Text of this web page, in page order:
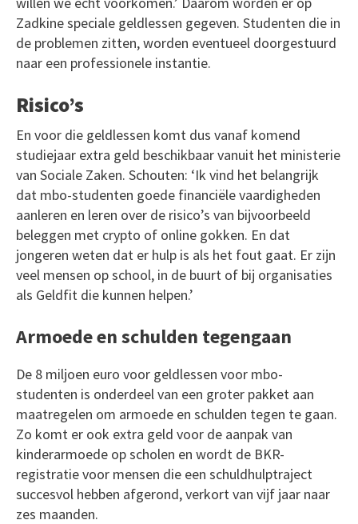
Zadkine speciale geldlessen gegeven. Studenten die in
de problemen zitten, worden eventueel doorgestuurd
naar een professionele instantie.
Risico’s
En voor die geldlessen komt dus vanaf komend
studiejaar extra geld beschikbaar vanuit het ministerie
van Sociale Zaken. Schouten: ‘Ik vind het belangrijk
dat mbo-studenten goede financiële vaardigheden
aanleren en leren over de risico’s van bijvoorbeeld
beleggen met crypto of online gokken. En dat
jongeren weten dat er hulp is als het fout gaat. Er zijn
veel mensen op school, in de buurt of bij organisaties
als Geldfit die kunnen helpen.’
Armoede en schulden tegengaan
De 8 miljoen euro voor geldlessen voor mbo-
studenten is onderdeel van een groter pakket aan
maatregelen om armoede en schulden tegen te gaan.
Zo komt er ook extra geld voor de aanpak van
kinderarmoede op scholen en wordt de BKR-
registratie voor mensen die een schuldhulptraject
succesvol hebben afgerond, verkort van vijf jaar naar
zes maanden.